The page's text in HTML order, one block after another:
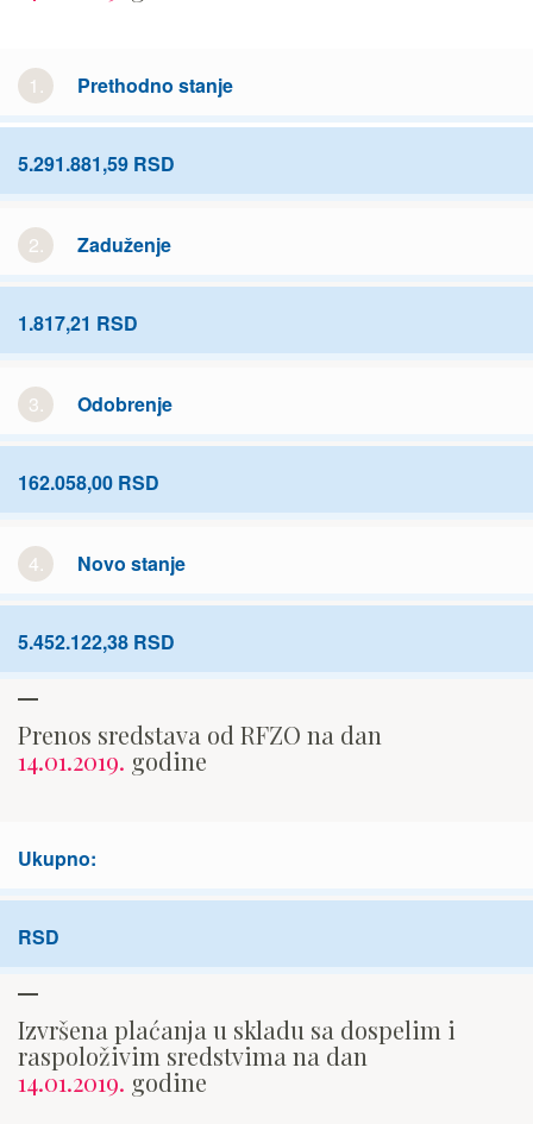
1. Prethodno stanje
5.291.881,59 RSD
2. Zaduženje
1.817,21 RSD
3. Odobrenje
162.058,00 RSD
4. Novo stanje
5.452.122,38 RSD
Prenos sredstava od RFZO na dan
14.01.2019. godine
Ukupno:
RSD
Izvršena plaćanja u skladu sa dospelim i
raspoloživim sredstvima na dan
14.01.2019. godine